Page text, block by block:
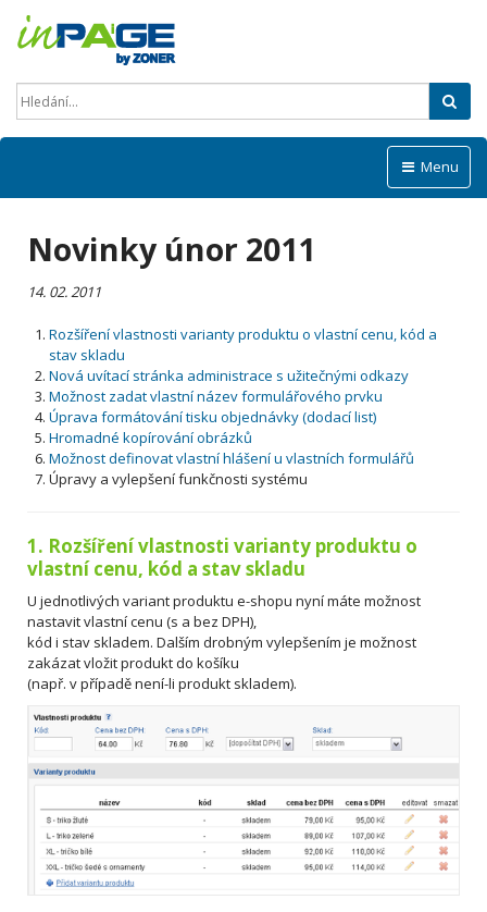
Menu
Novinky únor 2011
14. 02. 2011
Rozšíření vlastnosti varianty produktu o vlastní cenu, kód a
stav skladu
Nová uvítací stránka administrace s užitečnými odkazy
Možnost zadat vlastní název formulářového prvku
Úprava formátování tisku objednávky (dodací list)
Hromadné kopírování obrázků
Možnost definovat vlastní hlášení u vlastních formulářů
Úpravy a vylepšení funkčnosti systému
1. Rozšíření vlastnosti varianty produktu o
vlastní cenu, kód a stav skladu
U jednotlivých variant produktu e-shopu nyní máte možnost
nastavit vlastní cenu (s a bez DPH),
kód i stav skladem. Dalším drobným vylepšením je možnost
zakázat vložit produkt do košíku
(např. v případě není-li produkt skladem).